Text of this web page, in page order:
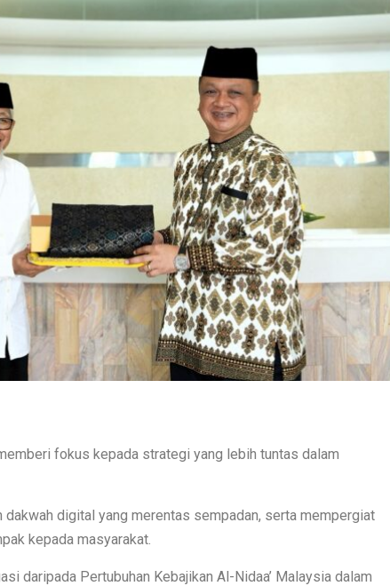
fokus kepada strategi yang lebih tuntas dalam
digital yang merentas sempadan, serta mempergiat
kepada masyarakat.
daripada Pertubuhan Kebajikan Al-Nidaa’ Malaysia dalam